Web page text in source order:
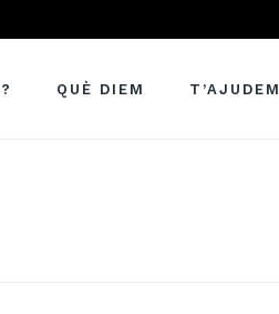
QUÈ DIEM T’AJUDEM